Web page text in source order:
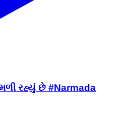
રહ્યું છે #Narmada